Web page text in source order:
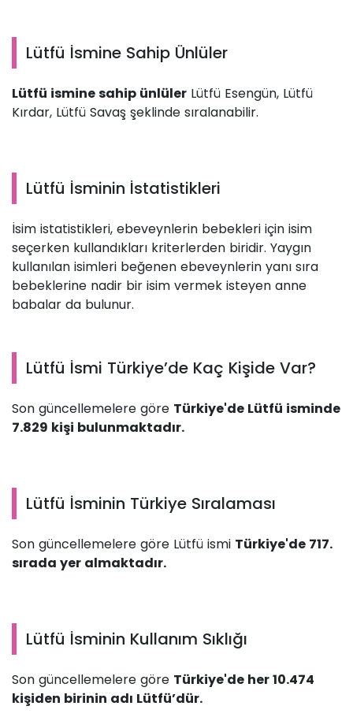
Lütfü İsmine Sahip Ünlüler
Lütfü ismine sahip ünlüler Lütfü Esengün, Lütfü
Kırdar, Lütfü Savaş şeklinde sıralanabilir.
Lütfü İsminin İstatistikleri
İsim istatistikleri, ebeveynlerin bebekleri için isim
seçerken kullandıkları kriterlerden biridir. Yaygın
kullanılan isimleri beğenen ebeveynlerin yanı sıra
bebeklerine nadir bir isim vermek isteyen anne
babalar da bulunur.
Lütfü İsmi Türkiye’de Kaç Kişide Var?
Son güncellemelere göre Türkiye'de Lütfü isminde
7.829 kişi bulunmaktadır.
Lütfü İsminin Türkiye Sıralaması
Son güncellemelere göre Lütfü ismi Türkiye'de 717.
sırada yer almaktadır.
Lütfü İsminin Kullanım Sıklığı
Son güncellemelere göre Türkiye'de her 10.474
kişiden birinin adı Lütfü’dür.